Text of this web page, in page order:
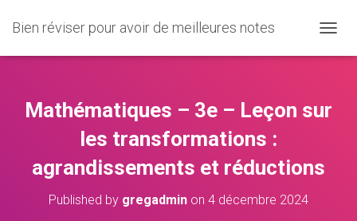
Bien réviser pour avoir de meilleures notes
U
R
Mathématiques – 3e – Leçon sur
les transformations :
agrandissements et réductions
Published by gregadmin on 4 décembre 2024